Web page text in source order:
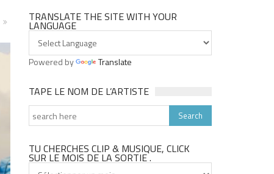
TRANSLATE THE SITE WITH YOUR
LANGUAGE
Powered by Translate
TAPE LE NOM DE L’ARTISTE
TU CHERCHES CLIP & MUSIQUE, CLICK
SUR LE MOIS DE LA SORTIE .